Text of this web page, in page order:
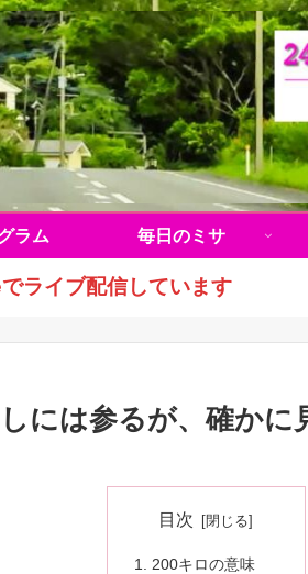
ラム 毎日のミサ
ライブ配信しています
には参るが、確か
目次
200キロの意味